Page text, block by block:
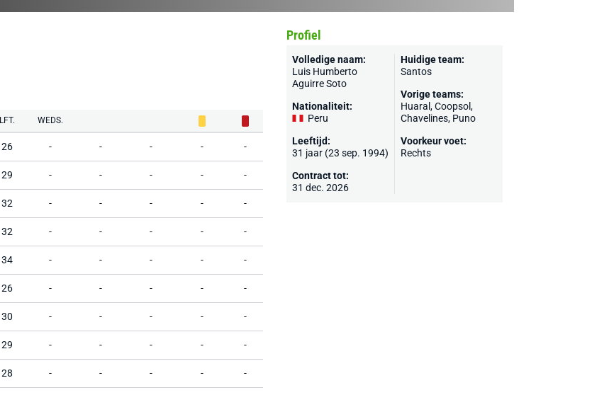
LFT. WEDS.
26 - - - - -
29 - - - - -
32 - - - - -
32 - - - - -
34 - - - - -
26 - - - - -
30 - - - - -
29 - - - - -
28 - - - - -
Profiel
Volledige naam:
Luis Humberto
Aguirre Soto
Nationaliteit:
Peru
Leeftijd:
31 jaar (23 sep. 1994)
Contract tot:
31 dec. 2026
Huidige team:
Santos
Vorige teams:
Huaral, Coopsol,
Chavelines, Puno
Voorkeur voet:
Rechts